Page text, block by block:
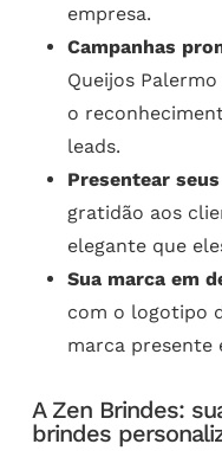
empresa.
Campanhas
Queijos
o
leads.
Presentear
gratidão aos
elegante que
Sua marca em
com o logotipo
marca presente
A Zen Brindes:
brindes